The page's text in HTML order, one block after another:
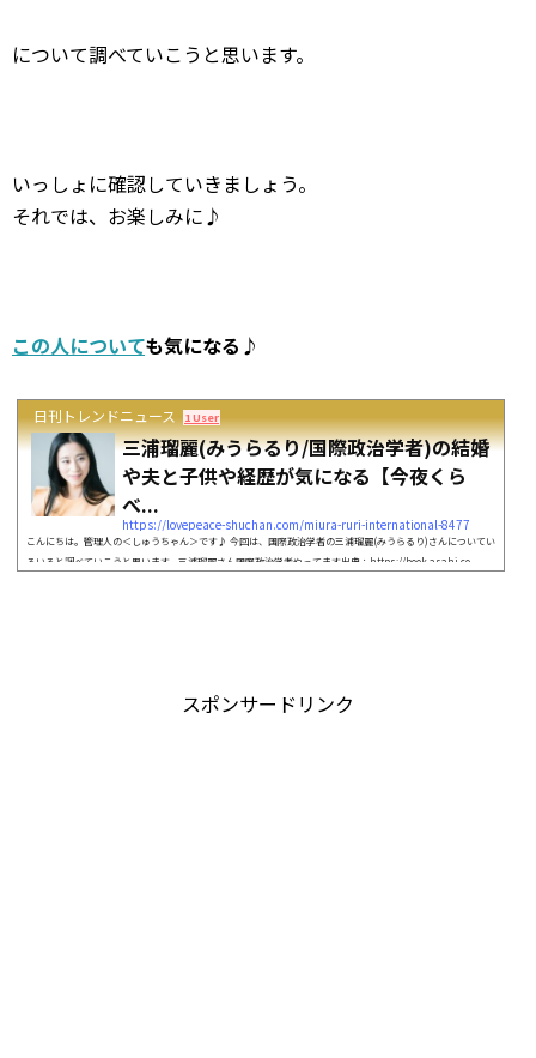
について調べていこうと思います。
いっしょに確認していきましょう。
それでは、お楽しみに♪
この人についても気になる♪
日刊トレンドニュース 1 User
三浦瑠麗(みうらるり/国際政治学者)の結婚
や夫と子供や経歴が気になる【今夜くら
べ...
https://lovepeace-shuchan.com/miura-ruri-international-8477
こんにちは。管理人の＜しゅうちゃん＞です♪ 今回は、国際政治学者の三浦瑠麗(みうらるり)さんについてい
ろいろと調べていこうと思います。三浦瑠麗さん国際政治学者やってます出典：https://book.asahi.co
スポンサードリンク